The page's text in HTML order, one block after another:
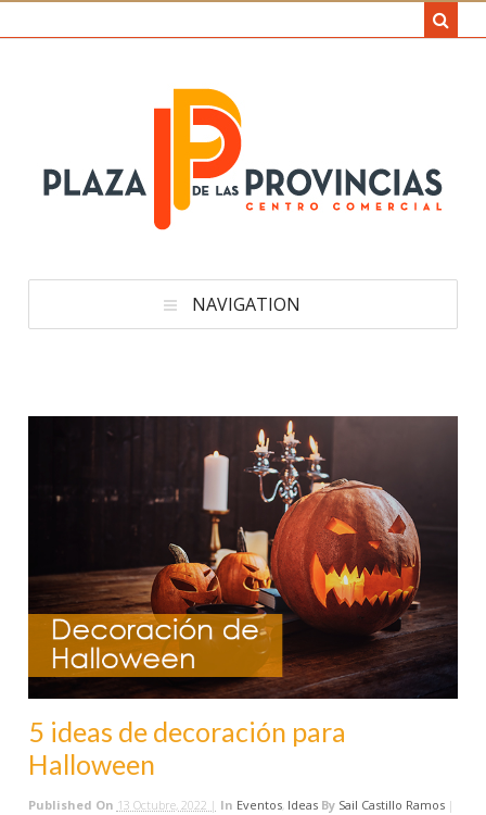
NAVIGATION
5 ideas de decoración para
Halloween
Published On 13 Octubre, 2022 | In Eventos, Ideas By Sail Castillo Ramos|